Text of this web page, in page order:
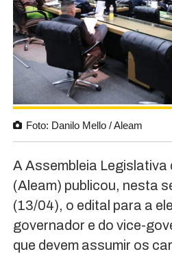
Foto: Danilo Mello / Aleam
A Assembleia Legislativa
(Aleam) publicou, nesta
(13/04), o edital para a
governador e do vice-
que devem assumir os